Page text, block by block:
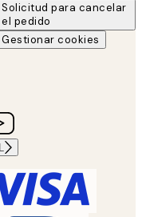
Solicitud para cancelar
el pedido
Gestionar cookies